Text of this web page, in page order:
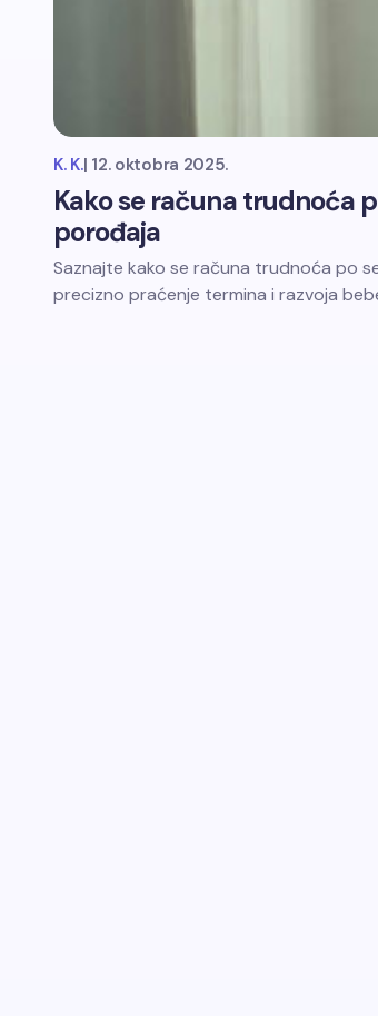
K. K.| 12. oktobra 2025.
Kako se računa trudnoća
porođaja
Saznajte kako se računa trudnoća po
precizno praćenje termina i razvoja